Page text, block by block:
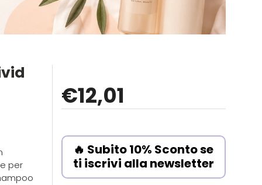
per
€12,01
🔥 Subito 10% Sconto se
ti iscrivi alla newsletter